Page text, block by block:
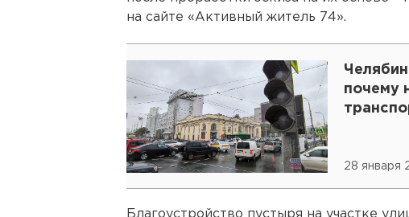
на сайте «Активный житель 74».
почему
28 января
Благоустройство пустыря на участке